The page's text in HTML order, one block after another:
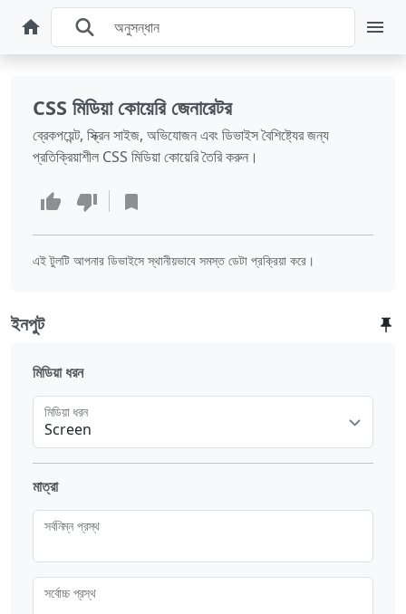
CSS মিডিয়া কোয়েরি জেনারেটর
ব্রেকপয়েন্ট, স্ক্রিন সাইজ, অভিযোজন এবং ডিভাইস বৈশিষ্ট্যের জন্য
প্রতিক্রিয়াশীল CSS মিডিয়া কোয়েরি তৈরি করুন।
এই টুলটি আপনার ডিভাইসে স্থানীয়ভাবে সমস্ত ডেটা প্রক্রিয়া করে।
ইনপুট
মিডিয়া ধরন
Screen
মিডিয়া ধরন
মাত্রা
সর্বনিম্ন প্রস্থ
সর্বোচ্চ প্রস্থ